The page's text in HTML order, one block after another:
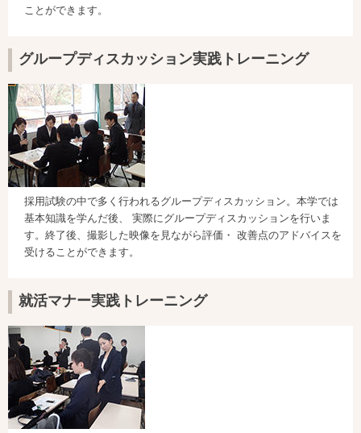
ことができます。
グループディスカッション実践トレーニング
採用試験の中で多く行われるグループディスカッション。本学では
基本知識を学んだ後、 実際にグループディスカッションを行いま
す。終了後、撮影した映像を見ながら評価・ 改善点のアドバイスを
受けることができます。
就活マナー実践トレーニング